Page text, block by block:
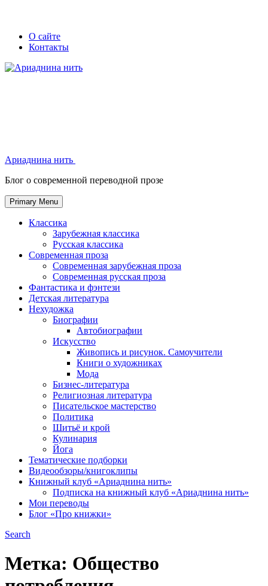
Skip
Secondary
left
navigation
Secondary
right
navigation
О сайте
Контакты
Ариаднина нить
Блог о современной переводной прозе
Primary Menu
Классика
Зарубежная классика
Русская классика
Современная проза
Современная зарубежная проза
Современная русская проза
Фантастика и фэнтези
Детская литература
Нехудожка
Биографии
Автобиографии
Искусство
Живопись и рисунок. Самоучители
Книги о художниках
Мода
Бизнес-литература
Религиозная литература
Писательское мастерство
Политика
Шитьё и крой
Кулинария
Йога
Тематические подборки
Видеообзоры/книгоклипы
Книжный клуб «Ариаднина нить»
Подписка на книжный клуб «Ариаднина нить»
Мои переводы
Блог «Про книжки»
Search
Метка: Общество